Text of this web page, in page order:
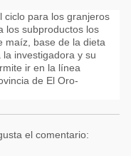
ciclo para los granjeros
los subproductos los
maíz, base de la dieta
investigadora y su
ir en la línea
de El Oro-
el comentario: